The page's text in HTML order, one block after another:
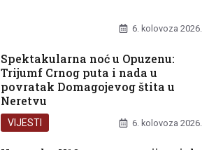
6. kolovoza 2026.
Spektakularna noć u Opuzenu:
Trijumf Crnog puta i nada u
povratak Domagojevog štita u
Neretvu
VIJESTI 6. kolovoza 2026.